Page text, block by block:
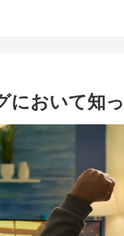
において知